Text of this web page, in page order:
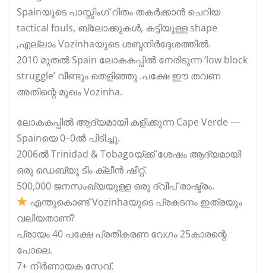
Spainയുടെ പാസ്സിംഗ് റിതം തകർക്കാൻ ചെറിയ
tactical fouls, ബ്ലോക്കുകൾ, കട്ടിയുള്ള shape
,എല്ലാം Vozinhaയുടെ ശബ്ദനിർദ്ദേശത്തിൽ.
2010 മുതൽ Spain ലോകകപ്പിൽ നേരിടുന്ന ‘low block
struggle’ വീണ്ടും തെളിഞ്ഞു .പക്ഷേ ഈ തവണ
അതിന്റെ മുഖം Vozinha.
ലോകകപ്പിൽ ആദ്യമായി കളിക്കുന്ന Cape Verde —
Spainയെ 0–0ൽ പിടിച്ചു.
2006ൽ Trinidad & Tobagoയ്ക്ക് ശേഷം ആദ്യമായി
ഒരു ഡെബ്യൂ ടീം ക്ലീൻ ഷീറ്റ്.
500,000 ജനസംഖ്യയുള്ള ഒരു ദ്വീപ് രാഷ്ട്രം.
എന്തുകൊണ്ട് Vozinhaയുടെ പ്രകടനം ഇത്രയും
വലിയതാണ്?
പ്രായം 40 പക്ഷേ പ്രതികരണ വേഗം 25കാരന്റെ
പോലെ.
7+ നിർണായക സേവ്.